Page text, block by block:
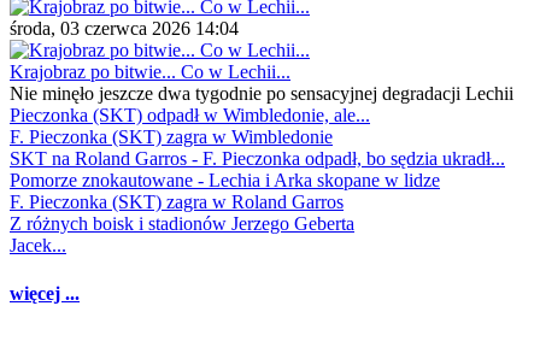
środa, 03 czerwca 2026 14:04
Krajobraz po bitwie... Co w Lechii...
Nie minęło jeszcze dwa tygodnie po sensacyjnej degradacji Lechii
Pieczonka (SKT) odpadł w Wimbledonie, ale...
F. Pieczonka (SKT) zagra w Wimbledonie
SKT na Roland Garros - F. Pieczonka odpadł, bo sędzia ukradł...
Pomorze znokautowane - Lechia i Arka skopane w lidze
F. Pieczonka (SKT) zagra w Roland Garros
Z różnych boisk i stadionów Jerzego Geberta
Jacek...
więcej ...